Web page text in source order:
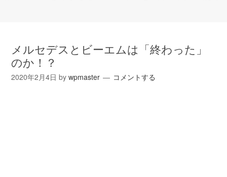
メルセデスとビーエムは「終わった」
のか！？
2020年2月4日 bywpmaster コメントする